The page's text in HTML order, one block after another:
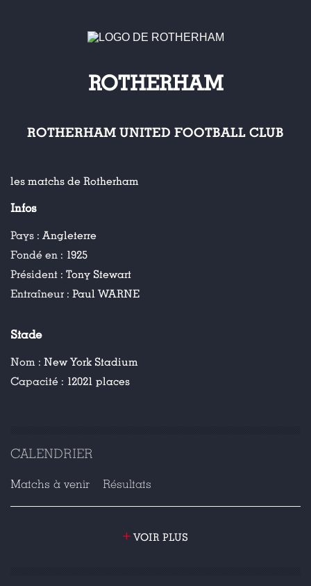
ROTHERHAM
ROTHERHAM UNITED FOOTBALL CLUB
les matchs de Rotherham
Infos
Pays : Angleterre
Fondé en : 1925
Président : Tony Stewart
Entraîneur : Paul WARNE
Stade
Nom : New York Stadium
Capacité : 12021 places
CALENDRIER
Matchs à venir Résultats
+ VOIR PLUS